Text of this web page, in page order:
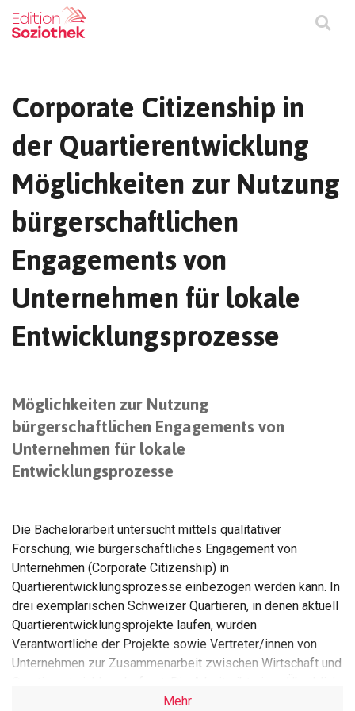
Corporate Citizenship in
der Quartierentwicklung
Möglichkeiten zur Nutzung
bürgerschaftlichen
Engagements von
Unternehmen für lokale
Entwicklungsprozesse
Möglichkeiten zur Nutzung
bürgerschaftlichen Engagements von
Unternehmen für lokale
Entwicklungsprozesse
Die Bachelorarbeit untersucht mittels qualitativer
Forschung, wie bürgerschaftliches Engagement von
Unternehmen (Corporate Citizenship) in
Quartierentwicklungsprozesse einbezogen werden kann. In
drei exemplarischen Schweizer Quartieren, in denen aktuell
Quartierentwicklungsprojekte laufen, wurden
Verantwortliche der Projekte sowie Vertreter/innen von
Unternehmen zur Zusammenarbeit zwischen Wirtschaft und
über verschiedene Ausprägungen, Ziele und
Mehr